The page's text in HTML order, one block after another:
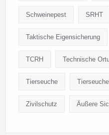
Schweinepest SRHT
Taktische Eigensicherung
TCRH Technische
Tierseuche
Zivilschutz Äußere